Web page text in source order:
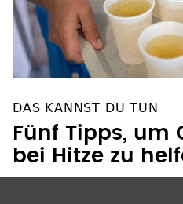
DAS KANNST DU TUN
Fünf Tipps, um
bei Hitze zu